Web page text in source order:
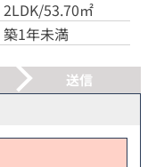
2LDK/53.70㎡
築1年未満
送信